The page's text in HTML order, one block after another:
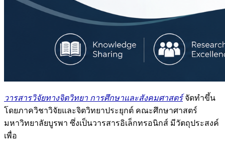
วารสารวิจัยทางจิตวิทยา การศึกษาและสังคมศาสตร์จัดทำขึ้น
โดยภาควิชาวิจัยและจิตวิทยาประยุกต์ คณะศึกษาศาสตร์
มหาวิทยาลัยบูรพา ซึ่งเป็นวารสารอิเล็กทรอนิกส์ มีวัตถุประสงค์
เพื่อ